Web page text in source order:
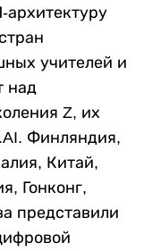
архитектуру
учителей и
над
Z, их
Финляндия,
Китай,
Гонконг,
представили